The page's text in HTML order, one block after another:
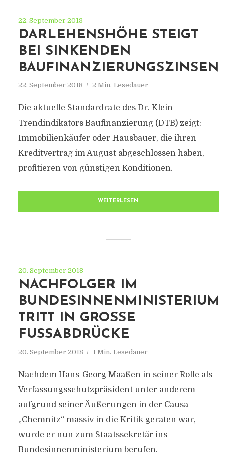
22. September 2018
DARLEHENSHÖHE STEIGT
BEI SINKENDEN
BAUFINANZIERUNGSZINSEN
22. September 2018 2 Min. Lesedauer
Die aktuelle Standardrate des Dr. Klein
Trendindikators Baufinanzierung (DTB) zeigt:
Immobilienkäufer oder Hausbauer, die ihren
Kreditvertrag im August abgeschlossen haben,
profitieren von günstigen Konditionen.
WEITERLESEN
20. September 2018
NACHFOLGER IM
BUNDESINNENMINISTERIUM
TRITT IN GROSSE F
USSABDRÜCKE
20. September 2018 1 Min. Lesedauer
Nachdem Hans-Georg Maaßen in seiner Rolle als
Verfassungsschutzpräsident unter anderem
aufgrund seiner Äußerungen in der Causa
„Chemnitz“ massiv in die Kritik geraten war,
wurde er nun zum Staatssekretär ins
Bundesinnenministerium berufen.